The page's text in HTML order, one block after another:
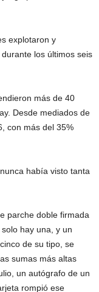
explotaron y
los últimos seis
más de 40
Desde mediados de
con más del 35%
había visto tanta
parche doble firmada
hay una, y un
de su tipo, se
sumas más altas
un autógrafo de un
rompió ese